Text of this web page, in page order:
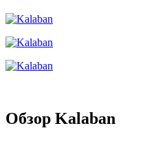
Обзор Kalaban